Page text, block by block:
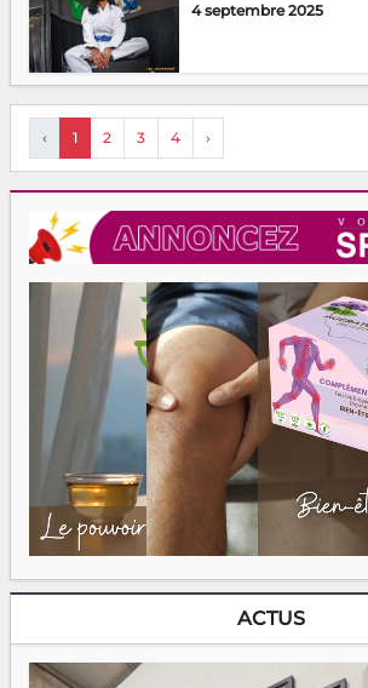
4 septembre 2025
‹ 1 2 3 4 ›
ACTUS